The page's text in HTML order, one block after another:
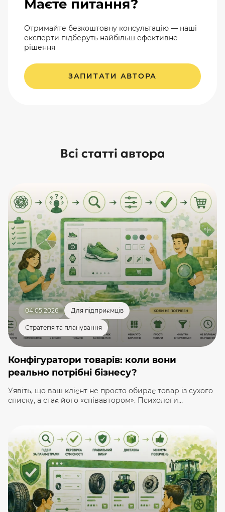
Маєте питання?
Отримайте безкоштовну консультацію — наші
експерти підберуть найбільш ефективне
рішення
ЗАПИТАТИ АВТОРА
Всі статті автора
04.05.2026 Для підприємців
Стратегія та планування
Конфігуратори товарів: коли вони
реально потрібні бізнесу?
Уявіть, що ваш клієнт не просто обирає товар із сухого
списку, а стає його «співавтором». Психологи
зусиль. В e-commerce 2026 року цей принцип
трансформувався у потужний інструмент — товарний
конфігуратор. Для багатьох власників бізнесу
конфігуратор досі здається дорогою «іграшкою» для
сайту. […]